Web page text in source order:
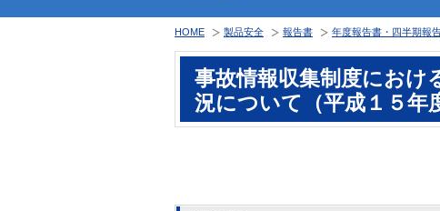
HOME 製品安全 報告書 年度報告書・四半期報
事故情報収集制度におけ
況について（平成１５年